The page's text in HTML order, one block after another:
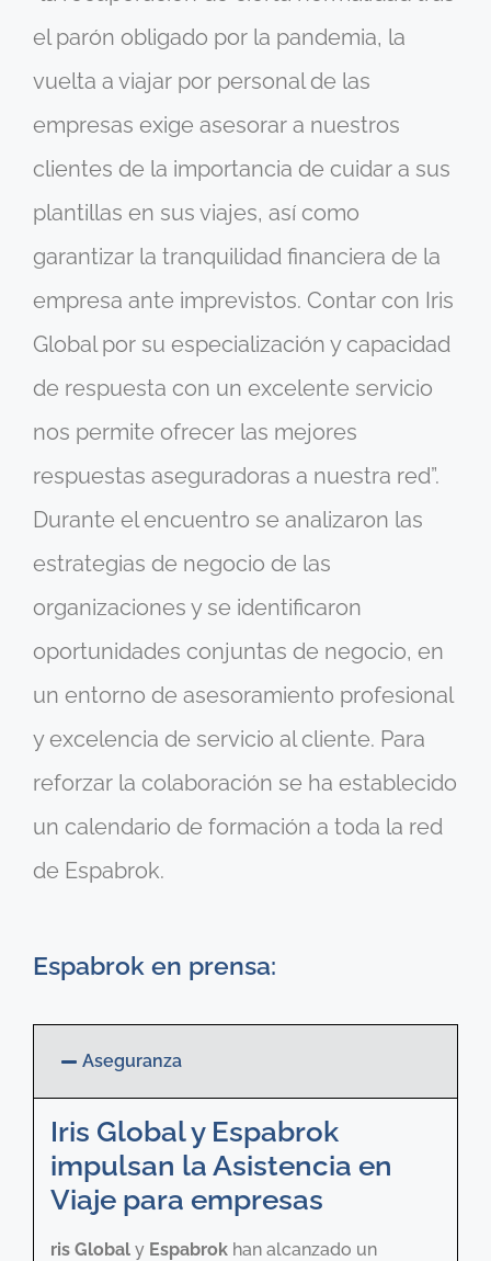
el parón obligado por la pandemia, la
vuelta a viajar por personal de las
empresas exige asesorar a nuestros
clientes de la importancia de cuidar a sus
plantillas en sus viajes, así como
garantizar la tranquilidad financiera de la
empresa ante imprevistos. Contar con Iris
Global por su especialización y capacidad
de respuesta con un excelente servicio
nos permite ofrecer las mejores
respuestas aseguradoras a nuestra red”.
Durante el encuentro se analizaron las
estrategias de negocio de las
organizaciones y se identificaron
oportunidades conjuntas de negocio, en
un entorno de asesoramiento profesional
y excelencia de servicio al cliente. Para
reforzar la colaboración se ha establecido
un calendario de formación a toda la red
de Espabrok.
Espabrok en prensa:
Aseguranza
Iris Global y Espabrok
impulsan la Asistencia en
Viaje para empresas
ris Global y Espabrok han alcanzado un